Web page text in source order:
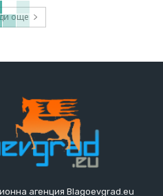
още
агенция Blagoevgrad.eu